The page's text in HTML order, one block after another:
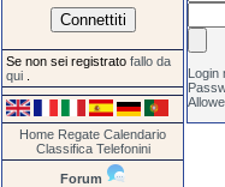
Se non sei registrato fallo da
qui
Home Regate Calendario
Classifica Telefonini
Forum
Login